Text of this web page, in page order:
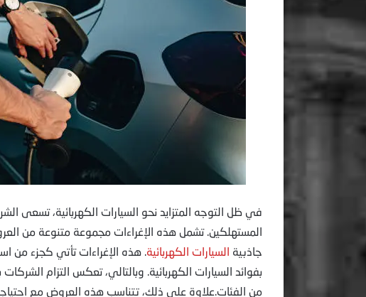
في ظل التوجه المتزايد نحو السيارات الكهربائية، تسعى
المستهلكين. تشمل هذه الإغراءات مجموعة متنوعة من
جاذبية السيارات الكهربائية. هذه الإغراءات تأتي كجزء من
بفوائد السيارات الكهربائية. وبالتالي، تعكس التزام
من الفئات.علاوة على ذلك، تتناسب هذه العروض مع